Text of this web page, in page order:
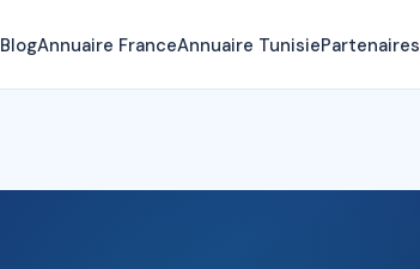
BlogAnnuaire FranceAnnuaire TunisiePartenaires